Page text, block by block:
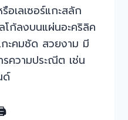
อเลเซอร์แกะสลัก
ก้ลงบนแผ่นอะคริลิค
ะคมชัด สวยงาม มี
ความประณีต เช่น
ด์